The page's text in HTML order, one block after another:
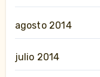
agosto 2014
julio 2014